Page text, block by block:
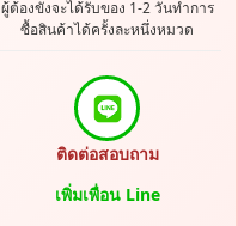
ผู้ต้องขังจะได้รับของ 1-2 วันทำการ
ซื้อสินค้าได้ครั้งละหนึ่งหมวด
ติดต่อสอบถาม
เพิ่มเพื่อน Line